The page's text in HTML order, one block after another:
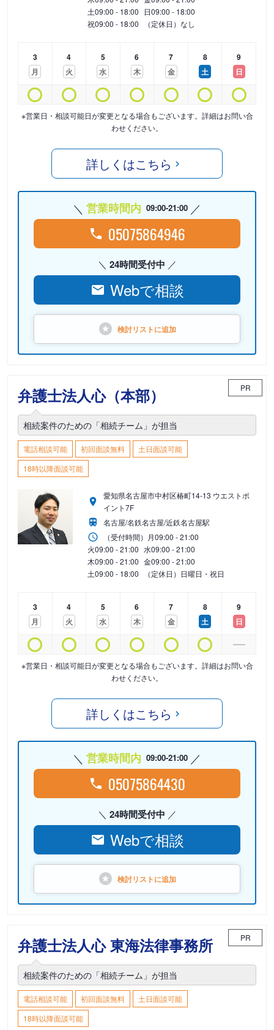
土09:00 - 18:00 日09:00 - 18:00
祝09:00 - 18:00 （定休日）なし
3
月
4
火
5
水
6
木
7
金
8
土
9
日
※営業日・相談可能日が変更となる場合もございます。詳細はお問い合
わせください。
詳しくはこちら
営業時間内 09:00-21:00
05075864946
24時間受付中
Webで相談
検討リストに追加
弁護士法人心（本部） PR
相続案件のための「相続チーム」が担当
電話相談可能 初回面談無料
土日面談可能
18時以降面談可能
愛知県名古屋市中村区椿町14-13 ウエストポ
イント7F
名古屋/名鉄名古屋/近鉄名古屋駅
（受付時間） 月09:00 - 21:00
火09:00 - 21:00 水09:00 - 21:00
木09:00 - 21:00 金09:00 - 21:00
土09:00 - 18:00 （定休日）日曜日・祝日
3
月
4
火
5
水
6
木
7
金
8
土
9
日
※営業日・相談可能日が変更となる場合もございます。詳細はお問い合
わせください。
詳しくはこちら
営業時間内 09:00-21:00
05075864430
24時間受付中
Webで相談
検討リストに追加
弁護士法人心 東海法律事務所 PR
相続案件のための「相続チーム」が担当
電話相談可能 初回面談無料
土日面談可能
18時以降面談可能